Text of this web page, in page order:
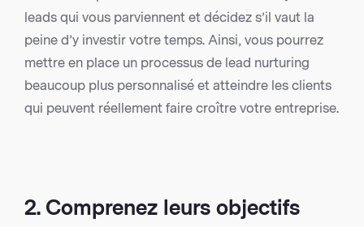
leads qui vous parviennent et décidez s’il vaut la
peine d’y investir votre temps. Ainsi, vous pourrez
mettre en place un processus de lead nurturing
beaucoup plus personnalisé et atteindre les clients
qui peuvent réellement faire croître votre entreprise.
2. Comprenez leurs objectifs